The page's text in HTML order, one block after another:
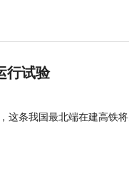
行试验
这条我国最北端在建高铁